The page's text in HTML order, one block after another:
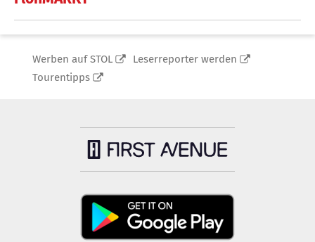
Werben auf STOL
Leserreporter werden
Tourentipps